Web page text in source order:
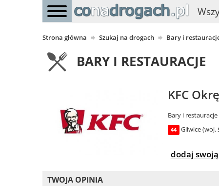
Strona główna Szukaj na drogach Bary i
BARY I RESTAURACJE
KFC
Bary i restauracje
44 Gliwice (woj.
dodaj
TWOJA OPINIA